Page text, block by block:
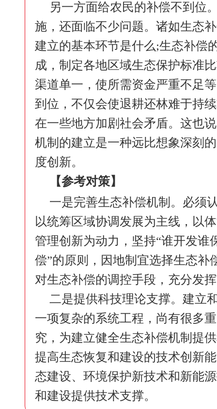
另一方面给农民的补偿不到位
施，还面临不少问题。诸如生态
建立的基本环节是什么;生态补偿
成，制定各地区域生态保护标准
渠道单一，使所需资金严重不足
到位，不仅会使退耕还林难于持
在一些地方加剧社会矛盾。这也
机制的建立是一种远比想象深刻
度创新。
【参考对策】
一是完善生态补偿机制。必须
以统筹区域协调发展为主线，以
管理创新为动力，坚持“谁开发谁
偿”的原则，因地制宜选择生态补
对生态补偿的调控手段，充分发
二是提供科技理论支撑。建立
一项复杂的系统工程，尚有很多
究，为建立健全生态补偿机制提
提高生态恢复和建设的技术创新
态建设、环境保护新技术和新能
和建设提供技术支撑。